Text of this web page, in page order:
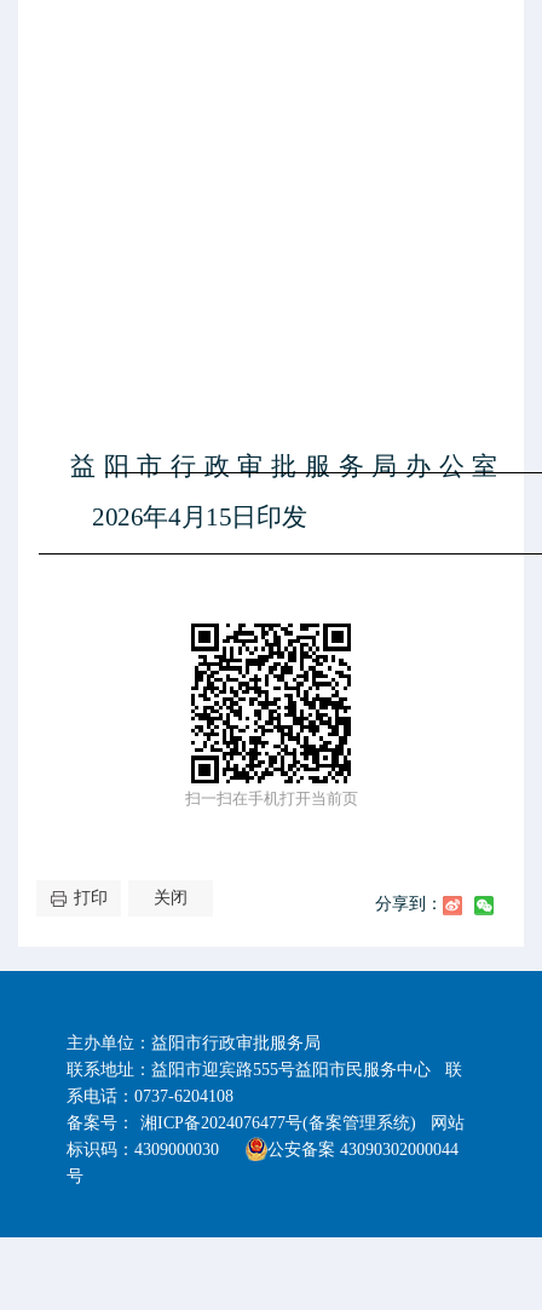
益阳市行政审批服务局办公室
2026年4月15日 印发
扫一扫在手机打开当前页
打印 关闭 分享到：
主办单位：益阳市行政审批服务局
联系地址：益阳市迎宾路555号益阳市民服务中心 联
系电话：0737-6204108
备案号：
湘ICP备2024076477号(备案管理系统) 网站
标识码：4309000030
公安备案 43090302000044
号